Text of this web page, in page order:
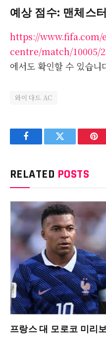
예상 점수: 맨체스
https://www.fifa.com/
centre/match/10005/
에서도 확인할 수 있습니
와이다드 AC
FacebookTwitter
RELATED POSTS
프랑스 대 모로코 미리